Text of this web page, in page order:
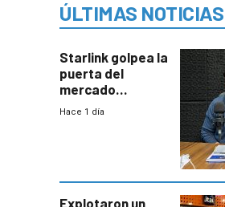
ÚLTIMAS NOTICIAS
Starlink golpea la
puerta del
mercado
uruguayo y Antel
con mayor
miedo”
Hace 1 día
Explotaron un